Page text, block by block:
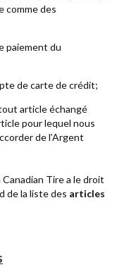
comme des
paiement du
de carte de crédit;
article échangé
pour lequel nous
de l’Argent
Tire a le droit
de la liste des articles